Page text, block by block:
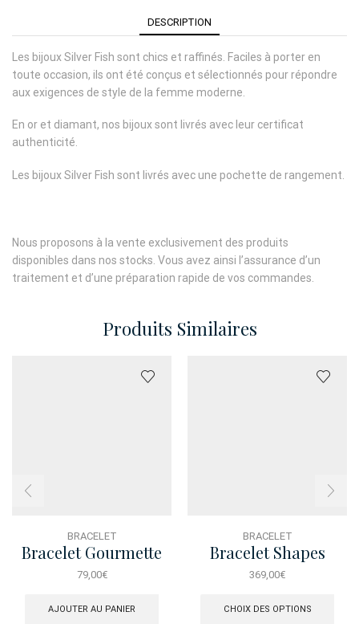
DESCRIPTION
Les bijoux Silver Fish sont chics et raffinés. Faciles à porter en
toute occasion, ils ont été conçus et sélectionnés pour répondre
aux exigences de style de la femme moderne.
En or et diamant, nos bijoux sont livrés avec leur certificat
authenticité.
Les bijoux Silver Fish sont livrés avec une pochette de rangement.
Nous proposons à la vente exclusivement des produits
disponibles dans nos stocks. Vous avez ainsi l’assurance d’un
traitement et d’une préparation rapide de vos commandes.
Produits Similaires
BRACELET
Bracelet Gourmette
Dore Fillette Fleur
79,00€
AJOUTER AU PANIER
BRACELET
Bracelet Shapes
Etoile Diamant
369,00€
CHOIX DES OPTIONS